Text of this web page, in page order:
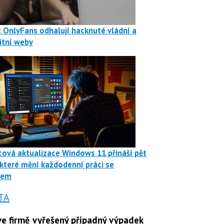
OnlyFans odhalují hacknuté vládní a
weby
aktualizace Windows 11 přináší pět
mění každodenní práci se
firmě vyřešený případný výpadek